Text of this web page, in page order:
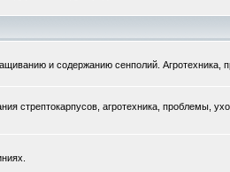
и содержанию сенполий. Агротехника,
стрептокарпусов, агротехника, проблемы,